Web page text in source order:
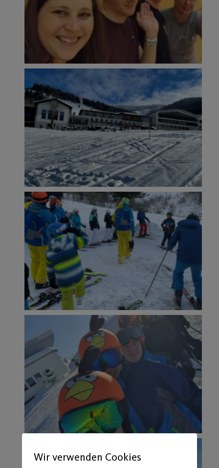
Wir verwenden Cookies